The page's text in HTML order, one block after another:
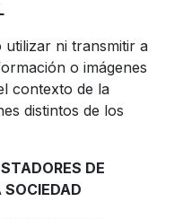
utilizar ni transmitir a
o imágenes
contexto de la
distintos de los
DE
SOCIEDAD